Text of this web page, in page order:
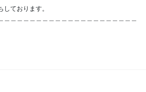
しております。